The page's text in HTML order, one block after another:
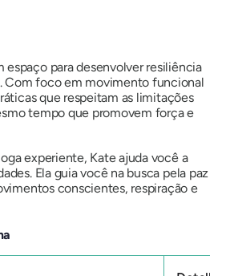
espaço para desenvolver resiliência
Com foco em movimento funcional
que respeitam as limitações
tempo que promovem força e
experiente, Kate ajuda você a
Ela guia você na busca pela paz
conscientes, respiração e